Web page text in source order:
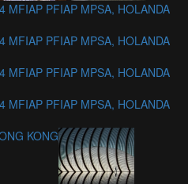
MFIAP PFIAP MPSA, HOLANDA
MFIAP PFIAP MPSA, HOLANDA
MFIAP PFIAP MPSA, HOLANDA
MFIAP PFIAP MPSA, HOLANDA
KONG